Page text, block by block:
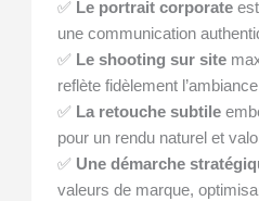
✅ Le portrait corporate
une communication
✅ Le shooting sur site
reflète fidèlement
✅ La retouche subtile
pour un rendu naturel et
✅ Une démarche
valeurs de marque,